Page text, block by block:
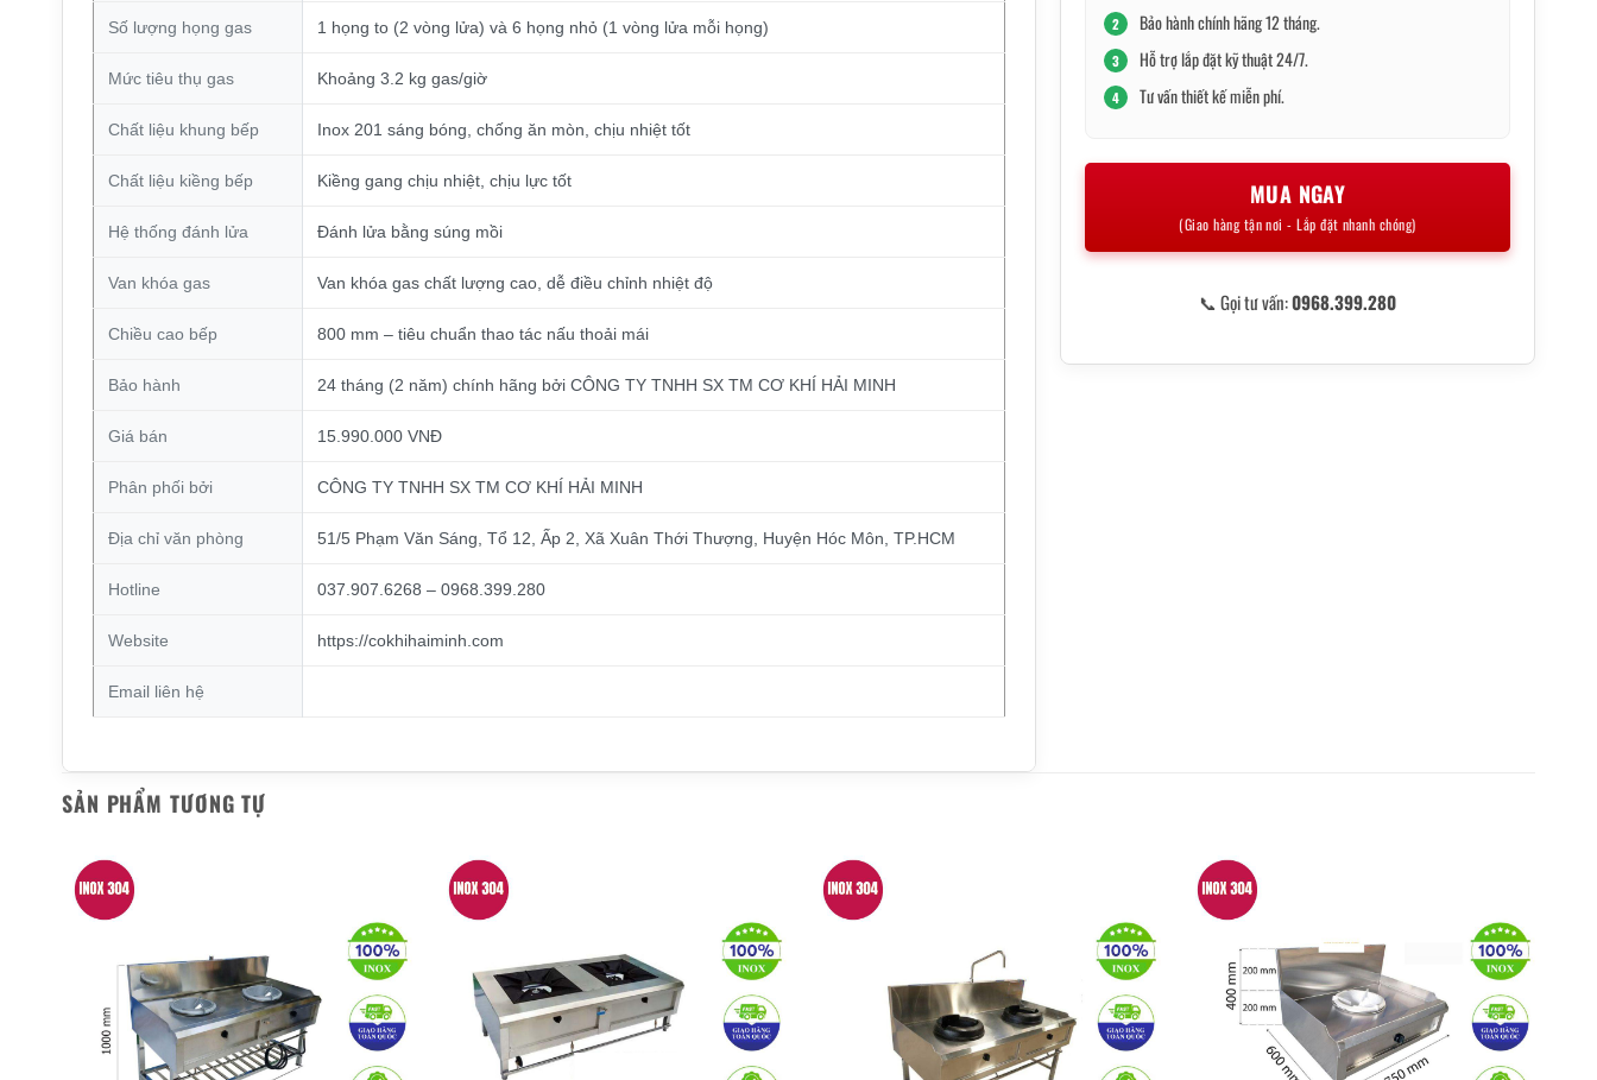
Số lượng họng gas 1 họng to (2 vòng lửa) và 6 họng nhỏ (1 vòng lửa mỗi họng)
Mức tiêu thụ gas Khoảng 3.2 kg gas/giờ
Chất liệu khung bếp Inox 201 sáng bóng, chống ăn mòn, chịu nhiệt tốt
Chất liệu kiềng bếp Kiềng gang chịu nhiệt, chịu lực tốt
Hệ thống đánh lửa Đánh lửa bằng súng mồi
Van khóa gas Van khóa gas chất lượng cao, dễ điều chỉnh nhiệt độ
Chiều cao bếp 800 mm – tiêu chuẩn thao tác nấu thoải mái
Bảo hành 24 tháng (2 năm) chính hãng bởi CÔNG TY TNHH SX TM CƠ KHÍ HẢI MINH
Giá bán 15.990.000 VNĐ
Phân phối bởi CÔNG TY TNHH SX TM CƠ KHÍ HẢI MINH
Địa chỉ văn phòng 51/5 Phạm Văn Sáng, Tổ 12, Ấp 2, Xã Xuân Thới Thượng, Huyện Hóc Môn, TP.HCM
Hotline 037.907.6268 – 0968.399.280
Website https://cokhihaiminh.com
Email liên hệ
2 Bảo hành chính hãng 12 tháng.
3 Hỗ trợ lắp đặt kỹ thuật 24/7.
4 Tư vấn thiết kế miễn phí.
MUA NGAY
(Giao hàng tận nơi - Lắp đặt nhanh chóng)
📞 Gọi tư vấn:0968.399.280
SẢN PHẨM TƯƠNG TỰ